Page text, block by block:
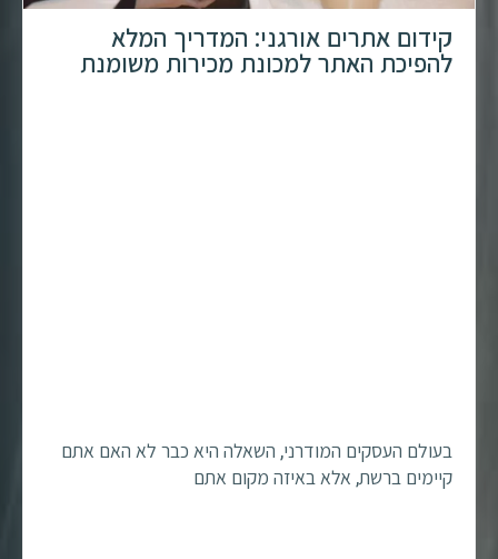
קידום אתרים אורגני: המדריך המלא
להפיכת האתר למכונת מכירות משומנת
בעולם העסקים המודרני, השאלה היא כבר לא האם אתם
קיימים ברשת, אלא באיזה מקום אתם